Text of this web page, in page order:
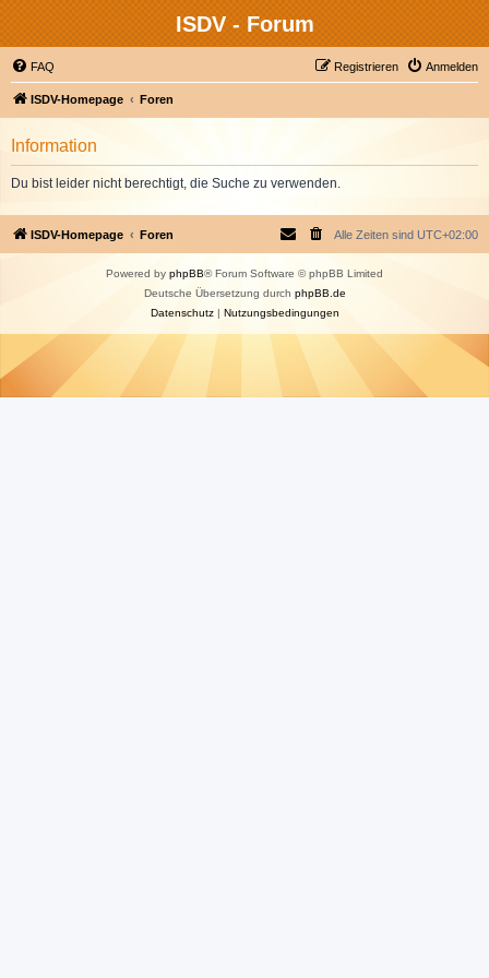
ISDV - Forum
FAQ Anmelden
Registrieren
ISDV-Homepage Foren
Information
Du bist leider nicht berechtigt, die Suche zu verwenden.
ISDV-Homepage Foren Alle Zeiten sind UTC+02:00
Powered by phpBB® Forum Software © phpBB Limited
Deutsche Übersetzung durch phpBB.de
Datenschutz| Nutzungsbedingungen